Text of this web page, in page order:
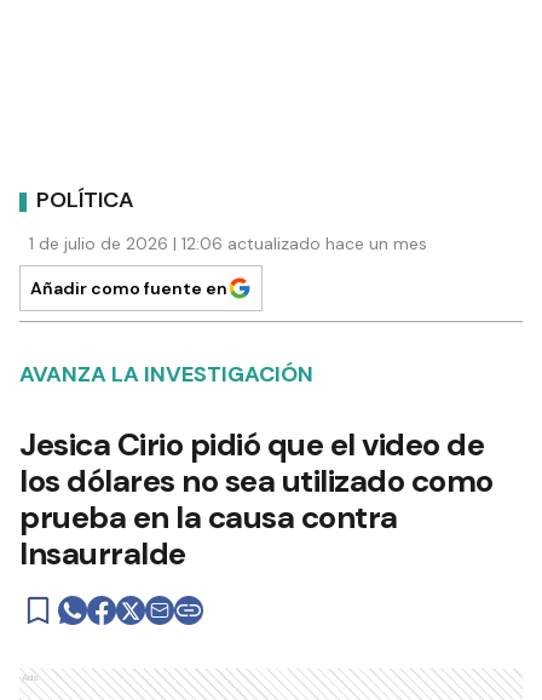
POLÍTICA
1 de julio de 2026 | 12:06 actualizado hace un mes
Añadir como fuente en
AVANZA LA INVESTIGACIÓN
Jesica Cirio pidió que el video de
los dólares no sea utilizado como
prueba en la causa contra
Insaurralde
Ads